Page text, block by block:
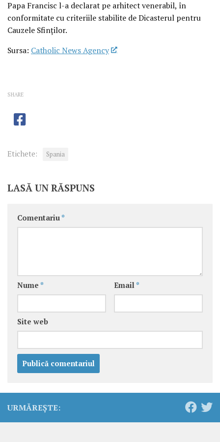
Papa Francisc l-a declarat pe arhitect venerabil, în
conformitate cu criteriile stabilite de Dicasterul pentru
Cauzele Sfinților.
Sursa: Catholic News Agency
SHARE
Etichete: Spania
LASĂ UN RĂSPUNS
Comentariu *
Nume * Email *
Site web
URMĂREȘTE: